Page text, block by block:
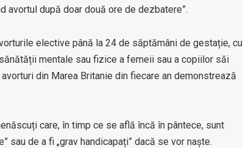
după doar două ore de dezbatere”.
elective până la 24 de săptămâni de gestație, cu
mentale sau fizice a femeii sau a copiilor săi
din Marea Britanie din fiecare an demonstrează
care, în timp ce se află încă în pântece, sunt
sau de a fi „grav handicapați” dacă se vor naște.